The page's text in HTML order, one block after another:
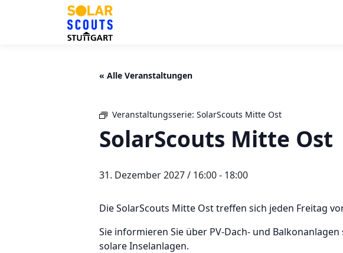
« Alle Veranstaltungen
Veranstaltungsserie: SolarScouts Mitte Ost
SolarScouts Mitte Ost
31. Dezember 2027 / 16:00- 18:00
Die SolarScouts Mitte Ost treffen sich jeden Freitag
Sie informieren Sie über PV-Dach- und
solare Inselanlagen.